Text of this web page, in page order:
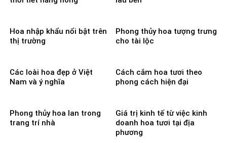
Hoa nhập khẩu nổi bật trên
thị trường
Phong thủy hoa tượng trưng
cho tài lộc
Các loài hoa đẹp ở Việt
Nam và ý nghĩa
Cách cắm hoa tươi theo
phong cách hiện đại
Phong thủy hoa lan trong
trang trí nhà
Giá trị kinh tế từ việc kinh
doanh hoa tươi tại địa
phương